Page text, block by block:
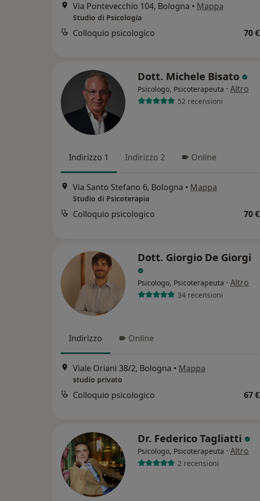
Via Pontevecchio 104, Bologna • Mappa
Studio di Psicologia
Colloquio psicologico 70 €
Dott. Michele Bisato
Psicologo, Psicoterapeuta · Altro
52 recensioni
Indirizzo 1 Indirizzo 2 Online
Via Santo Stefano 6, Bologna • Mappa
Studio di Psicoterapia
Colloquio psicologico 70 €
Dott. Giorgio De Giorgi
Psicologo, Psicoterapeuta · Altro
34 recensioni
Indirizzo Online
Viale Oriani 38/2, Bologna • Mappa
studio privato
Colloquio psicologico 67 €
Dr. Federico Tagliatti
Psicologo, Psicoterapeuta · Altro
2 recensioni